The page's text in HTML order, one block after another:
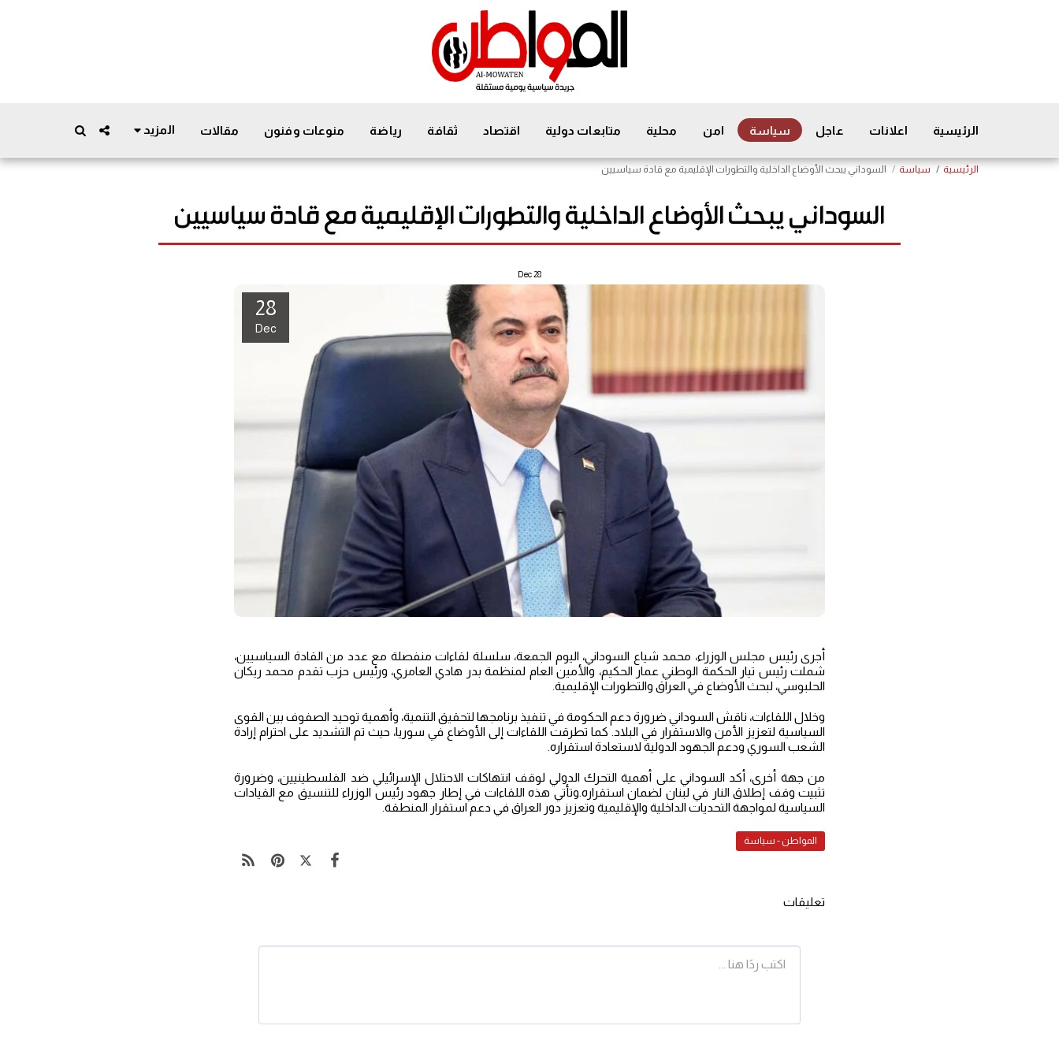
الرئيسية اعلانات عاجل سياسة امن محلية متابعات دولية اقتصاد ثقافة رياضة منوعات وفنون مقالات المزيد
الرئيسية سياسة السوداني يبحث الأوضاع الداخلية والتطورات الإقليمية مع قادة سياسيين
السوداني يبحث الأوضاع الداخلية والتطورات الإقليمية مع قادة سياسيين
28
Dec
28
Dec
أجرى رئيس مجلس الوزراء، محمد شياع السوداني، اليوم الجمعة، سلسلة لقاءات منفصلة مع عدد من القادة السياسيين،
شملت رئيس تيار الحكمة الوطني عمار الحكيم، والأمين العام لمنظمة بدر هادي العامري، ورئيس حزب تقدم محمد ريكان
الحلبوسي، لبحث الأوضاع في العراق والتطورات الإقليمية.
وخلال اللقاءات، ناقش السوداني ضرورة دعم الحكومة في تنفيذ برنامجها لتحقيق التنمية، وأهمية توحيد الصفوف بين القوى
السياسية لتعزيز الأمن والاستقرار في البلاد. كما تطرقت اللقاءات إلى الأوضاع في سوريا، حيث تم التشديد على احترام إرادة
الشعب السوري ودعم الجهود الدولية لاستعادة استقراره.
من جهة أخرى، أكد السوداني على أهمية التحرك الدولي لوقف انتهاكات الاحتلال الإسرائيلي ضد الفلسطينيين، وضرورة
تثبيت وقف إطلاق النار في لبنان لضمان استقراره.وتأتي هذه اللقاءات في إطار جهود رئيس الوزراء للتنسيق مع القيادات
السياسية لمواجهة التحديات الداخلية والإقليمية وتعزيز دور العراق في دعم استقرار المنطقة.
المواطن - سياسة
تعليقات